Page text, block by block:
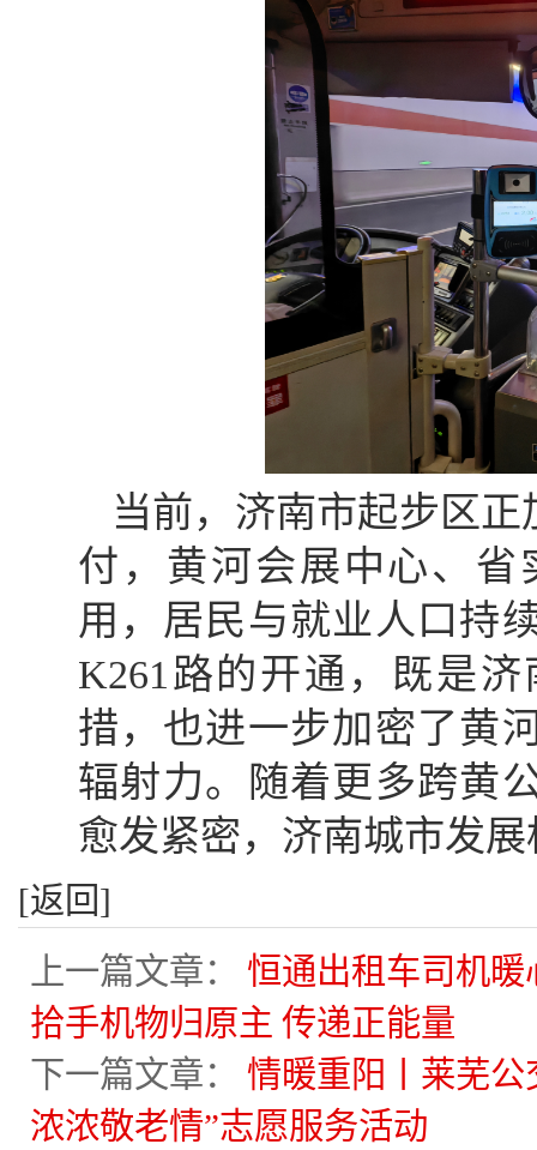
当前，济南市起步区
付，黄河会展中心、
用，居民与就业人口持
K261路的开通，既是
措，也进一步加密了黄
辐射力。随着更多跨黄
愈发紧密，济南城市发
[返回]
上一篇文章： 恒通出租车司机暖
拾手机物归原主 传递正能量
下一篇文章： 情暖重阳丨莱芜
浓浓敬老情”志愿服务活动